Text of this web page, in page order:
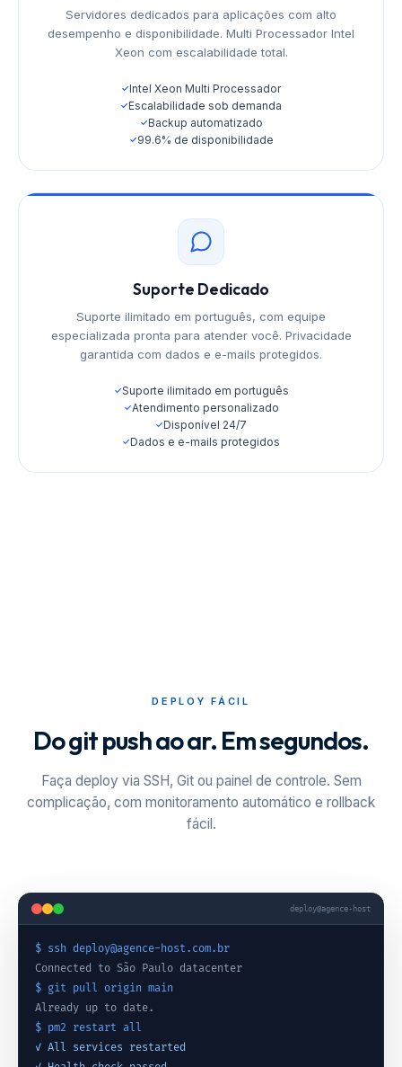
Servidores dedicados para aplicações com alto
desempenho e disponibilidade. Multi Processador Intel
Xeon com escalabilidade total.
✓Intel Xeon Multi Processador
✓Escalabilidade sob demanda
✓Backup automatizado
✓99.6% de disponibilidade
Suporte Dedicado
Suporte ilimitado em português, com equipe
especializada pronta para atender você. Privacidade
garantida com dados e e-mails protegidos.
✓Suporte ilimitado em português
✓Atendimento personalizado
✓Disponível 24/7
✓Dados e e-mails protegidos
DEPLOY FÁCIL
Do git push ao ar. Em segundos.
Faça deploy via SSH, Git ou painel de controle. Sem
complicação, com monitoramento automático e rollback
fácil.
deploy@agence-host
$ ssh deploy@agence-host.com.br
Connected to São Paulo datacenter
$ git pull origin main
Already up to date.
$ pm2 restart all
✓ All services restarted